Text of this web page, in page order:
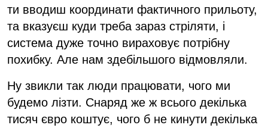
ти вводиш координати фактичного прильоту,
та вказуєш куди треба зараз стріляти, і
система дуже точно вираховує потрібну
похибку. Але нам здебільшого відмовляли.
Ну звикли так люди працювати, чого ми
будемо лізти. Снаряд же ж всього декілька
тисяч євро коштує, чого б не кинути декілька